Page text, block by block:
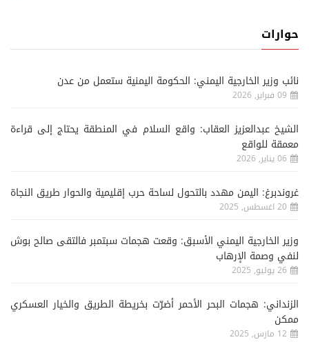
حوارات
نائب وزير الخارجية اليمني: الحكومة اليمنية ستعمل من عدن
09 فبراير, 2026
الشيخ عبدالعزيز العقاب: واقع السلام في المنطقة يحتاج إلى قراءة
معمقة للواقع
06 يناير, 2026
غروندبرغ: اليمن مهدد بالتحول لساحة حرب إقليمية والحوار طريق النجاة
20 اغسطس, 2025
وزير الخارجية اليمني الأسبق: وقعت هجمات سبتمبر فالتقى صالح بوش
لنفي وصمة الإرهاب
26 يوليو, 2025
الزنداني: هجمات البحر الأحمر أضرّت بخريطة الطريق والخيار العسكري
ممكن
12 مارس, 2025